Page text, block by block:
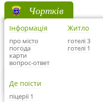
Чортків
Інформація
про місто
погода
карти
вопрос-ответ
Житло
готелі 3
готелі 1
Де поїсти
піцерії 1